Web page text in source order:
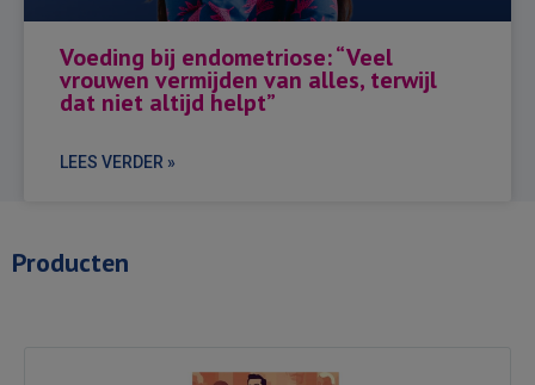
Voeding bij endometriose: “Veel
vrouwen vermijden van alles, terwijl
dat niet altijd helpt”
LEES VERDER »
Producten